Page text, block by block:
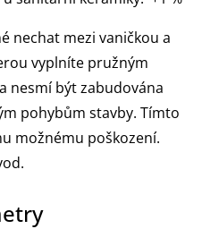
nechat mezi vaničkou a
vyplníte pružným
nesmí být zabudována
pohybům stavby. Tímto
možnému poškození.